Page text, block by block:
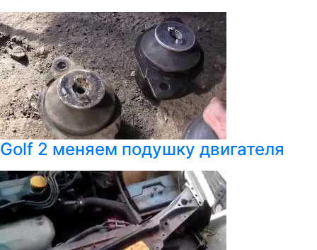
Golf 2 меняем подушку двигателя